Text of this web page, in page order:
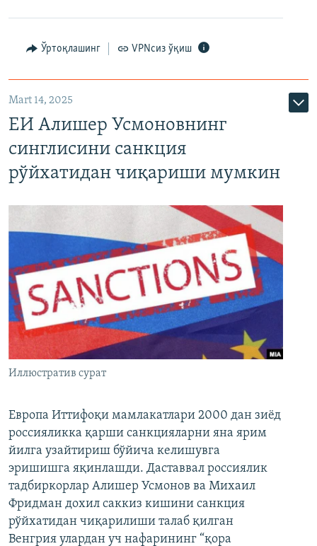
Ўртоқлашинг VPNсиз ўқиш
Mart 14, 2025
ЕИ Алишер Усмоновнинг
синглисини санкция
рўйхатидан чиқариши мумкин
Иллюстратив сурат
Европа Иттифоқи мамлакатлари 2000 дан зиёд
россияликка қарши санкцияларни яна ярим
йилга узайтириш бўйича келишувга
эришишга яқинлашди. Даставвал россиялик
тадбиркорлар Алишер Усмонов ва Михаил
Фридман дохил саккиз кишини санкция
рўйхатидан чиқарилиши талаб қилган
Венгрия улардан уч нафарининг “қора